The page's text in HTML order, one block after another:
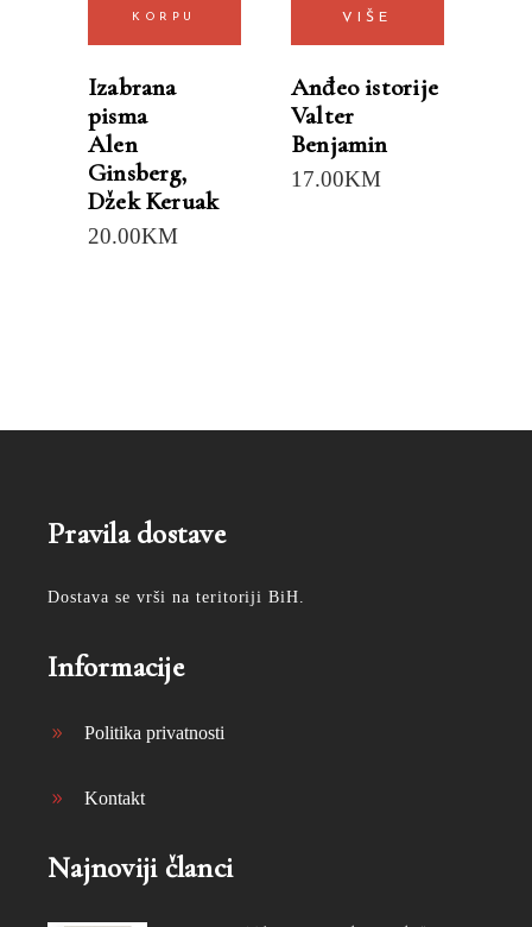
KORPU
Izabrana
pisma
Alen
Ginsberg,
Džek Keruak
20.00KM
VIŠE
Anđeo istorije
Valter
Benjamin
17.00KM
Pravila dostave
Dostava se vrši na teritoriji BiH.
Informacije
Politika privatnosti
Kontakt
Najnoviji članci